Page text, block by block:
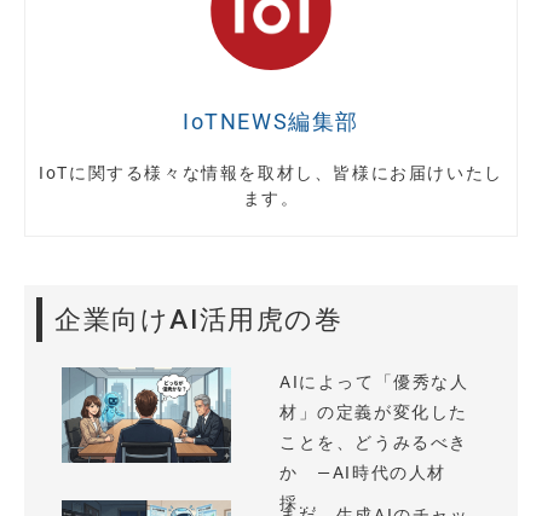
IoTNEWS編集部
IoTに関する様々な情報を取材し、皆様にお届けいたし
ます。
企業向けAI活用虎の巻
AIによって「優秀な人
材」の定義が変化した
ことを、どうみるべき
か —AI時代の人材
採...